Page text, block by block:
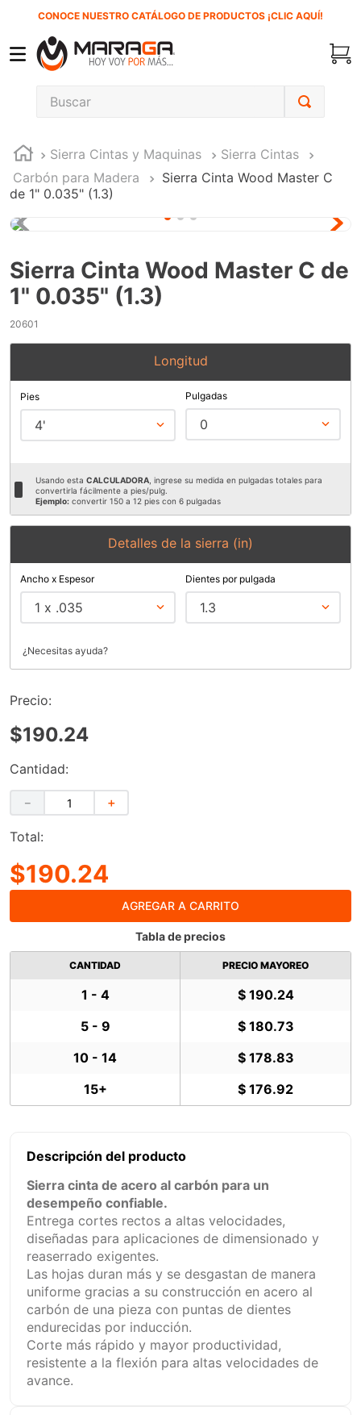
CONOCE NUESTRO CATÁLOGO DE PRODUCTOS ¡CLIC AQUÍ!
Buscar
Sierra Cintas y Maquinas
Sierra Cintas
Carbón para Madera
Sierra Cinta Wood Master C
de 1" 0.035" (1.3)
Sierra Cinta Wood Master C de
1" 0.035" (1.3)
20601
Longitud
Pies
4'
Pulgadas
0
Usando esta CALCULADORA , ingrese su medida en pulgadas totales para
convertirla fácilmente a pies/pulg.
Ejemplo: convertir 150 a 12 pies con 6 pulgadas
Detalles de la sierra (in)
Ancho x Espesor
1 x .035
Dientes por pulgada
1.3
¿Necesitas ayuda?
Precio:
$190.24
Cantidad:
＋
－
Total:
$190.24
AGREGAR A CARRITO
Tabla de precios
CANTIDAD PRECIO MAYOREO
1 - 4
$ 190.24
5 - 9
$ 180.73
10 - 14
$ 178.83
15+
$ 176.92
Descripción del producto
Sierra cinta de acero al carbón para un
desempeño confiable.
Entrega cortes rectos a altas velocidades,
diseñadas para aplicaciones de dimensionado y
reaserrado exigentes.
Las hojas duran más y se desgastan de manera
uniforme gracias a su construcción en acero al
carbón de una pieza con puntas de dientes
endurecidas por inducción.
Corte más rápido y mayor productividad,
resistente a la flexión para altas velocidades de
avance.
1.
carbones
2.
inversora
3.
interruptor
5.
sierra cinta
6
8.
esmeriladora
9.
ke500
10. -cut